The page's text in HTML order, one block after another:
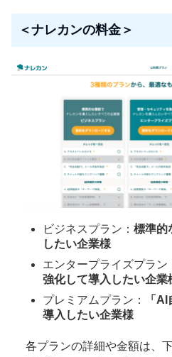
＜ナレカンの料金＞
ビジネスプラン： 標準的
したい企業様
エンタープライズプラン
強化して導入したい企業
プレミアムプラン：
「
導入したい企業様
各プランの詳細や金額は、